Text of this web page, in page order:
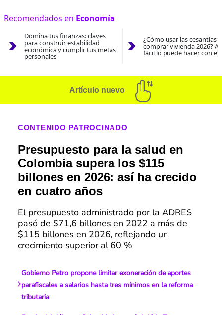
Recomendados en Economía
Domina tus finanzas: claves
para construir estabilidad
económica y cumplir tus metas
personales
¿Cómo usar las cesantías
comprar vivienda 2026?
fácil lo puede hacer con el
Artículo nuevo
CONTENIDO PATROCINADO
Presupuesto para la salud en
Colombia supera los $115
billones en 2026: así ha crecido
en cuatro años
El presupuesto administrado por la ADRES
pasó de $71,6 billones en 2022 a más de
$115 billones en 2026, reflejando un
crecimiento superior al 60 %
Gobierno Petro propone limitar exoneración de aportes
parafiscales a salarios hasta tres mínimos en la reforma
tributaria